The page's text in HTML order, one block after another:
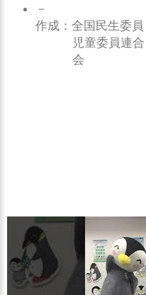
－
作成：全国民生委員
児童委員連合
会